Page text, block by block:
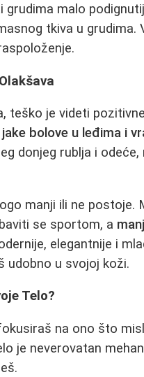
malo
tkiva u grudima.
teško je videti
jake bolove u leđima i
donjeg rublja i odeće,
manji ili ne
se sportom, a
elegantnije i
udobno u svojoj koži.
Telo?
na ono što
je neverovatan